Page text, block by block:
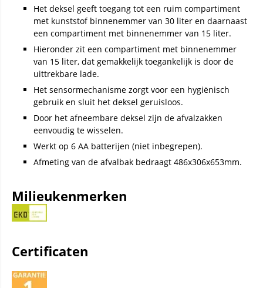
Het deksel geeft toegang tot een ruim compartiment
met kunststof binnenemmer van 30 liter en daarnaast
een compartiment met binnenemmer van 15 liter.
Hieronder zit een compartiment met binnenemmer
van 15 liter, dat gemakkelijk toegankelijk is door de
uittrekbare lade.
Het sensormechanisme zorgt voor een hygiënisch
gebruik en sluit het deksel geruisloos.
Door het afneembare deksel zijn de afvalzakken
eenvoudig te wisselen.
Werkt op 6 AA batterijen (niet inbegrepen).
Afmeting van de afvalbak bedraagt 486x306x653mm.
Milieukenmerken
Certificaten